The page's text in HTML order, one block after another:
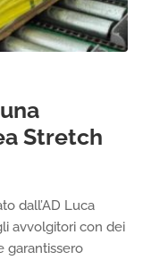
Stretch
dall’AD Luca
avvolgitori con dei
garantissero